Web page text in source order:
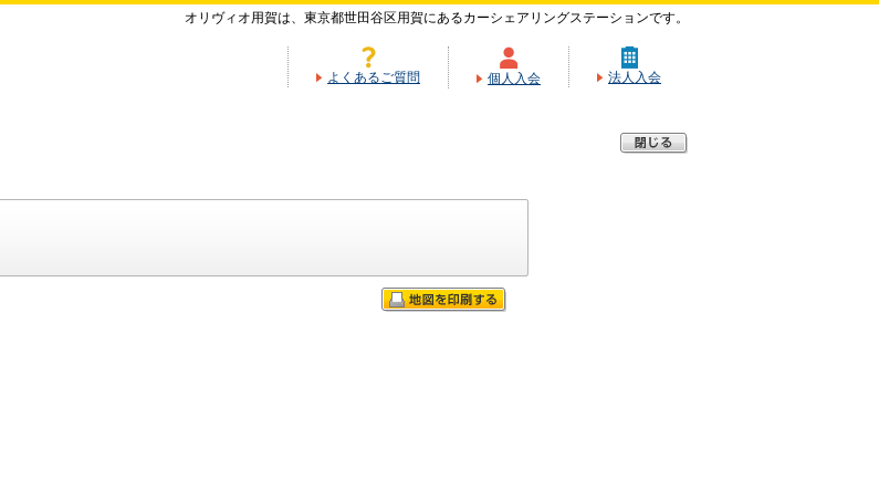
オリヴィオ用賀は、東京都世田谷区用賀にあるカーシェアリングステーションです。
よくあるご質問 個人入会 法人入会